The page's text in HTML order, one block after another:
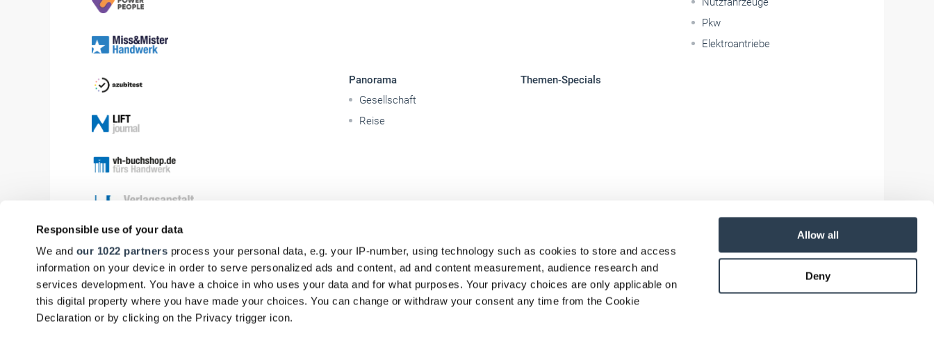
Responsible use of your data
We and our 1022 partners process your personal data, e.g. your IP-number, using technology such as cookies to store and access
information on your device in order to serve personalized ads and content, ad and content measurement, audience research and
services development. You have a choice in who uses your data and for what purposes. Your privacy choices are only applicable on
this digital property where you have made your choices. You can change or withdraw your consent any time from the Cookie
Declaration or by clicking on the Privacy trigger icon.
Allow all
Deny
Pkw
Elektroantriebe
Panorama
Gesellschaft
Reise
Themen-Specials